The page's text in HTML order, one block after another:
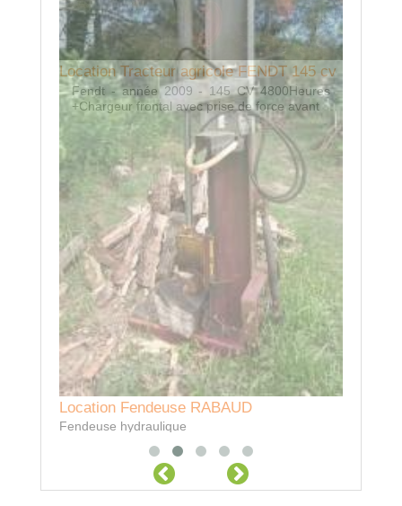
Location Fendeuse RABAUD
Fendeuse hydraulique
Location Tracteur agricole FENDT 145 cv
Fendt - année 2009 - 145 CV 4800Heures
+Chargeur frontal avec prise de force avant